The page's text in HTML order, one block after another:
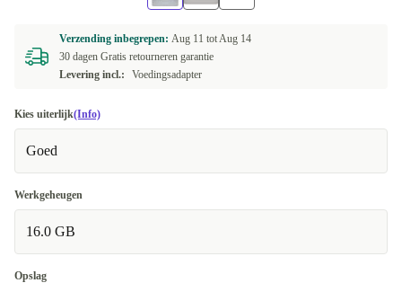
Verzending inbegrepen: Aug 11 totAug 14
30 dagen Gratis retourneren garantie
Levering incl.:
Voedingsadapter
Kies uiterlijk(Info)
Goed
Werkgeheugen
16.0 GB
Opslag